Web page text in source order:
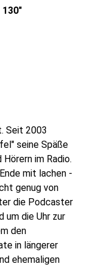
Seit 2003
seine Späße
im Radio.
mit lachen -
genug von
die Podcaster
um die Uhr zur
den
in längerer
ehemaligen